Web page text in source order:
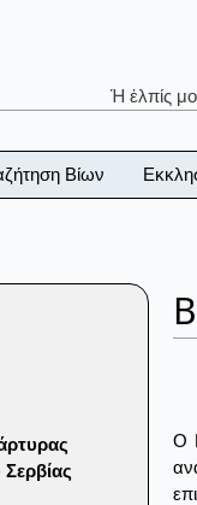
Ἡ ἐλπίς
Βίων
Ο